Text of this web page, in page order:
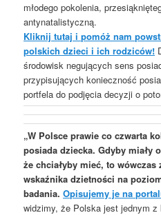
młodego pokolenia,
antynatalistyczną.
Kliknij tutaj i pomóż nam
polskich dzieci i ich rodziców!
środowisk negujących sens
przypisujących konieczność
portfela do podjęcia decyzji o
„W Polsce prawie co czwarta
posiada dziecka. Gdyby miały
że chciałyby mieć, to
wskaźnika dzietności na
badania.Opisujemy je na
widzimy, że Polska jest jednym